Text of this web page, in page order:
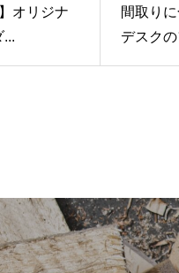
オリジナ
...
間取り
デスク